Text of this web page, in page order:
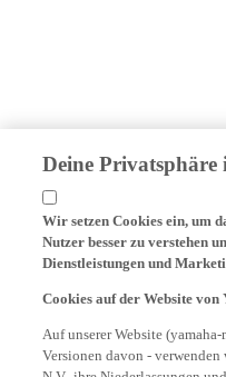
Deine Privatsphäre
Nutzer besser zu verstehen
Dienstleistungen und
Versionen davon -
N.V., ihre Niederlassungen